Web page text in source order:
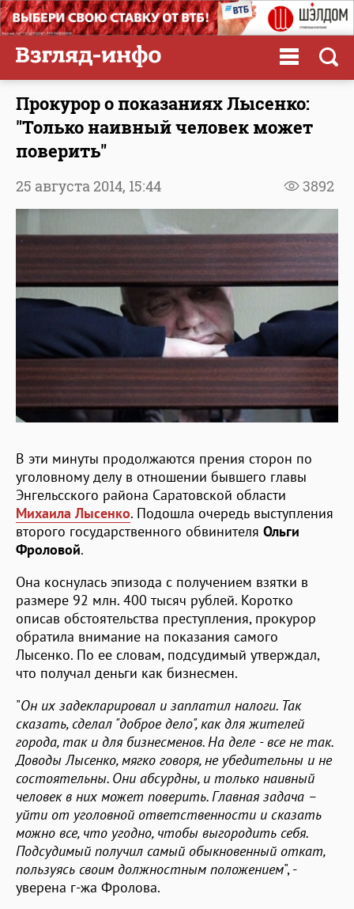
Прокурор о показаниях Лысенко:
"Только наивный человек может
поверить"
3892
25 августа 2014, 15:44
В эти минуты продолжаются прения сторон по
уголовному делу в отношении бывшего главы
Энгельсского района Саратовской области
Михаила Лысенко. Подошла очередь выступления
второго государственного обвинителя Ольги
Фроловой.
Она коснулась эпизода с получением взятки в
размере 92 млн. 400 тысяч рублей. Коротко
описав обстоятельства преступления, прокурор
обратила внимание на показания самого
Лысенко. По ее словам, подсудимый утверждал,
что получал деньги как бизнесмен.
"Он их задекларировал и заплатил налоги. Так
сказать, сделал "доброе дело", как для жителей
города, так и для бизнесменов. На деле - все не так.
Доводы Лысенко, мягко говоря, не убедительны и не
состоятельны. Они абсурдны, и только наивный
человек в них может поверить. Главная задача –
уйти от уголовной ответственности и сказать
можно все, что угодно, чтобы выгородить себя.
Подсудимый получил самый обыкновенный откат,
пользуясь своим должностным положением", -
уверена г-жа Фролова.